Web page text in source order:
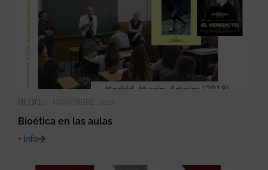
BLOG27 · NOVIEMBRE · 2018
Bioética en las aulas
+ info